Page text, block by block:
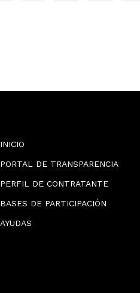
INICIO
PORTAL DE TRANSPARENCIA
PERFIL DE CONTRATANTE
BASES DE PARTICIPACIÓN
AYUDAS